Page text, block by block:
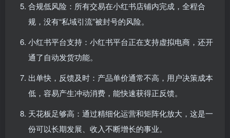
合规低风险：所有交易在小红书店铺内完成，全程合
规，没有“私域引流”被封号的风险。​
小红书平台支持：小红书平台正在支持虚拟电商，还开
通了自动发货功能。​
出单快，反馈及时：产品单价通常不高，用户决策成本
低，容易产生冲动消费，能快速获得正反馈。​
天花板足够高：通过精细化运营和矩阵化放大，这是一
份可以长期发展、收入不断增长的事业。​